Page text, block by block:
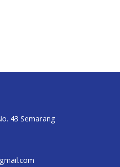
43 Semarang